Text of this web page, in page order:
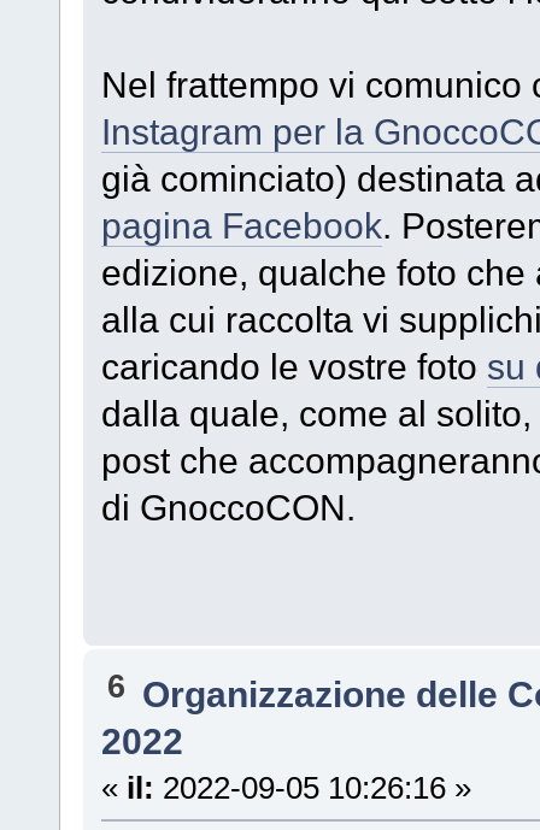
Nel frattempo vi
Instagram per la
già cominciato) destinata
pagina Facebook.
edizione, qualche foto
alla cui raccolta vi
caricando le vostre foto su
dalla quale, come al
post che
di GnoccoCON.
6 Organizzazione delle
2022
« il: 2022-09-05 10:26:16 »